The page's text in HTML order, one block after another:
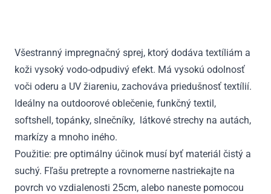
Všestranný impregnačný sprej, ktorý dodáva textíliám a
koži vysoký vodo-odpudivý efekt. Má vysokú odolnosť
voči oderu a UV žiareniu, zachováva priedušnosť textílií.
Ideálny na outdoorové oblečenie, funkčný textil,
softshell, topánky, slnečníky, látkové strechy na autách,
markízy a mnoho iného.
Použitie: pre optimálny účinok musí byť materiál čistý a
suchý. Fľašu pretrepte a rovnomerne nastriekajte na
povrch vo vzdialenosti 25cm, alebo naneste pomocou